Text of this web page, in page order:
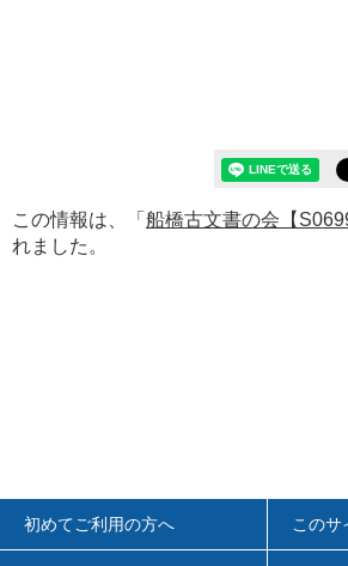
この情報は、「 船橋古文書の会【
れました。
初めてご利用の方へ このサ